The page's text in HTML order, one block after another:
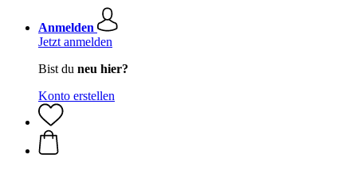
Anmelden
Jetzt anmelden
Bist du neu hier?
Konto erstellen